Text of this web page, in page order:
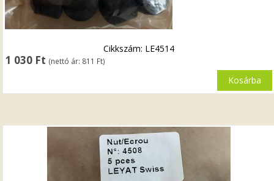
1 030 Ft (nettó ár: 811 Ft)
Cikkszám: LE4514
Kosárba